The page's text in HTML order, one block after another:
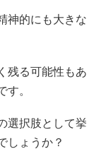
神的にも大きな
残る可能性もあ
す。
選択肢として挙
しょうか？